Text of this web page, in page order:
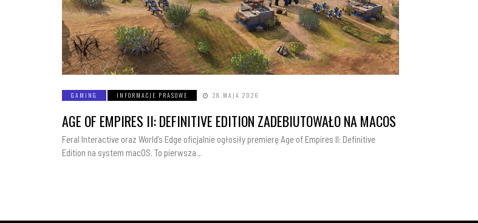
GAMING INFORMACJE PRASOWE 28 MAJA 2026
AGE OF EMPIRES II: DEFINITIVE EDITION ZADEBIUTOWAŁO NA MACOS
Feral Interactive oraz World’s Edge oficjalnie ogłosiły premierę Age of Empires II: Definitive
Edition na system macOS. To pierwsza…